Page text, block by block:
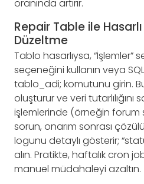
oranında artırır.
Repair Table ile
Düzeltme
Tablo hasarlıysa, “İşlemler”
seçeneğini kullanın veya SQL
tablo_adi; komutunu girin.
oluşturur ve veri
işlemlerinde (örneğin forum
sorun, onarım sonrası
logunu detaylı gösterir;
alın. Pratikte, haftalık cron
manuel müdahaleyi azaltın.